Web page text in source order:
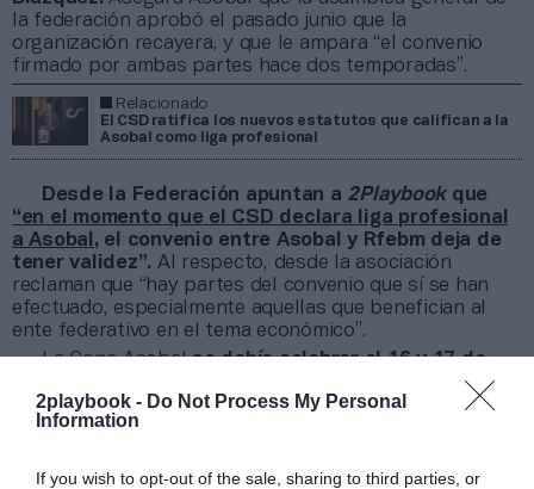
2playbook - Do Not Process My Personal
Information
If you wish to opt-out of the sale, sharing to third parties, or
la federación aprobó el pasado junio que la
organización recayera, y que le ampara “el convenio
firmado por ambas partes hace dos temporadas”.
Relacionado
El CSD ratifica los nuevos estatutos que califican a la
Asobal como liga profesional
Desde la Federación apuntan a 2Playbook que
“en el momento que el CSD declara liga profesional
a Asobal , el convenio entre Asobal y Rfebm deja de
tener validez”. Al respecto, desde la asociación
reclaman que “hay partes del convenio que sí se han
efectuado, especialmente aquellas que benefician al
ente federativo en el tema económico”.
La Copa Asobalse debía celebrar el 16 y 17 de
. La Asobal
había alcanzado ya un acuerdo con el Ayuntamiento de
la localidad guipuzcoana y con el Bidasoa Irun para la